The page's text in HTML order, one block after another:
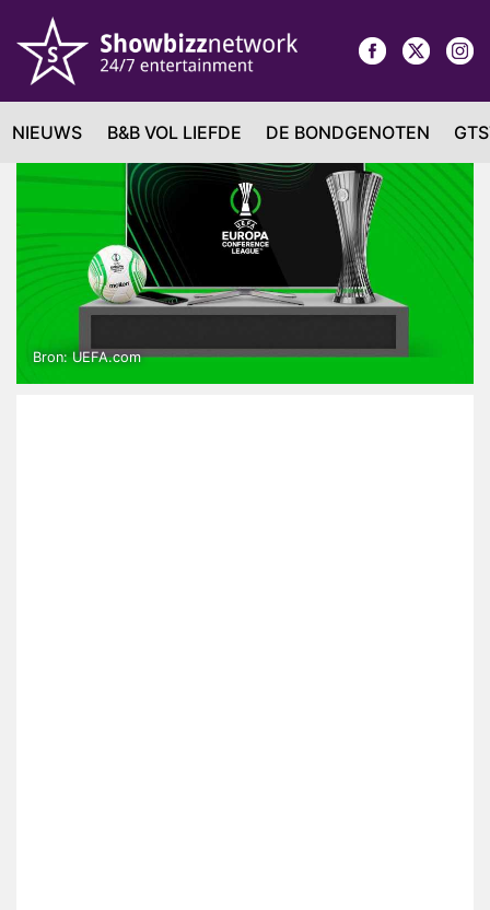
NIEUWS B&B VOL LIEFDE DE BONDGENOTEN
Bron: UEFA.com